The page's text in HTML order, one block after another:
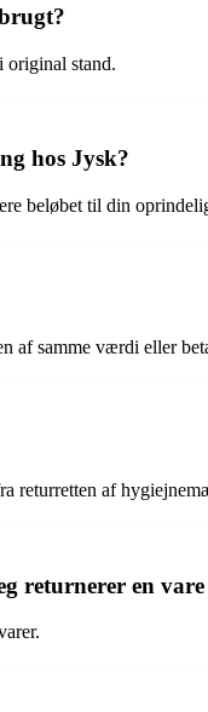
original stand.
hos Jysk?
beløbet til din
af samme værdi eller
returretten af
returnerer en